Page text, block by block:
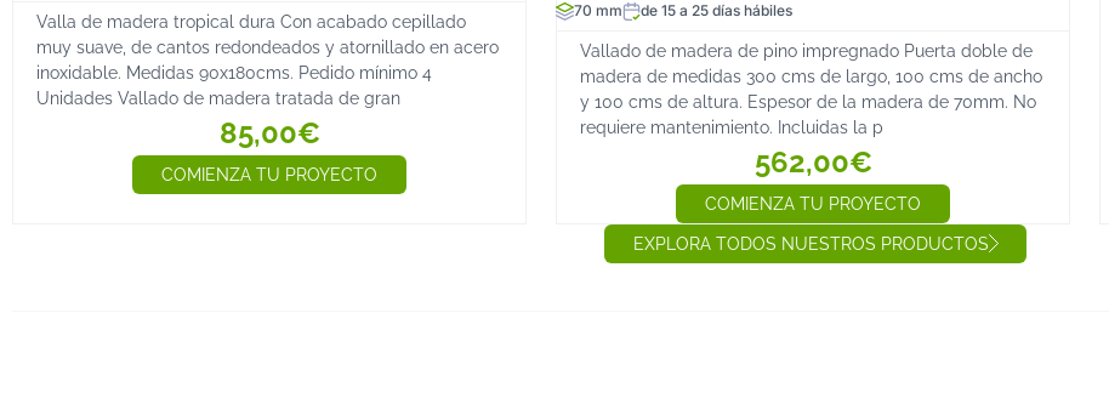
Valla de madera tropical dura Con acabado cepillado
muy suave, de cantos redondeados y atornillado en acero
inoxidable. Medidas 90x180cms. Pedido mínimo 4
Unidades Vallado de madera tratada de gran
85,00€
COMIENZA TU PROYECTO
70 mm de 15 a 25 días hábiles
Vallado de madera de pino impregnado Puerta doble de
madera de medidas 300 cms de largo, 100 cms de ancho
y 100 cms de altura. Espesor de la madera de 70mm. No
requiere mantenimiento. Incluidas la p
562,00€
COMIENZA TU PROYECTO
EXPLORA TODOS NUESTROS PRODUCTOS